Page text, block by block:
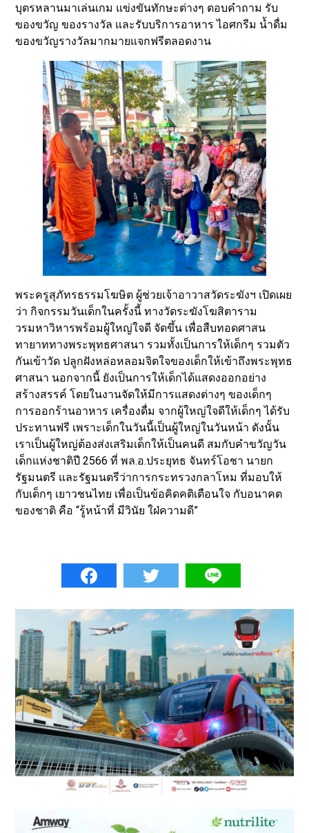
บุตรหลานมาเล่นเกม แข่งขันทักษะต่างๆ ตอบคำถาม รับ
ของขวัญ ของรางวัล และรับบริการอาหาร ไอศกรีม น้ำดื่ม
ของขวัญรางวัลมากมายแจกฟรีตลอดงาน
พระครูสุภัทรธรรมโฆษิต ผู้ช่วยเจ้าอาวาสวัดระฆังฯ เปิดเผย
ว่า กิจกรรมวันเด็กในครั้งนี้ ทางวัดระฆังโฆสิตาราม
วรมหาวิหารพร้อมผู้ใหญ่ใจดี จัดขึ้น เพื่อสืบทอดศาสน
ทายาททางพระพุทธศาสนา รวมทั้งเป็นการให้เด็กๆ รวมตัว
กันเข้าวัด ปลูกฝังหล่อหลอมจิตใจของเด็กให้เข้าถึงพระพุทธ
ศาสนา นอกจากนี้ ยังเป็นการให้เด็กได้แสดงออกอย่าง
สร้างสรรค์ โดยในงานจัดให้มีการแสดงต่างๆ ของเด็กๆ
การออกร้านอาหาร เครื่องดื่ม จากผู้ใหญ่ใจดีให้เด็กๆ ได้รับ
ประทานฟรี เพราะเด็กในวันนี้เป็นผู้ใหญ่ในวันหน้า ดังนั้น
เราเป็นผู้ใหญ่ต้องส่งเสริมเด็กให้เป็นคนดี สมกับคำขวัญวัน
เด็กแห่งชาติปี 2566 ที่ พล.อ.ประยุทธ จันทร์โอชา นายก
รัฐมนตรี และรัฐมนตรีว่าการกระทรวงกลาโหม ที่มอบให้
กับเด็กๆ เยาวชนไทย เพื่อเป็นข้อคิดคติเตือนใจ กับอนาคต
ของชาติ คือ “รู้หน้าที่ มีวินัย ใฝ่ความดี”